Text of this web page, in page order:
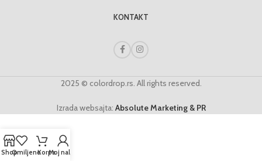
KONTAKT
2025 © colordrop.rs. All rights reserved.
Izrada websajta: Absolute Marketing & PR
ShopOmiljenoKorpaMoj nalog